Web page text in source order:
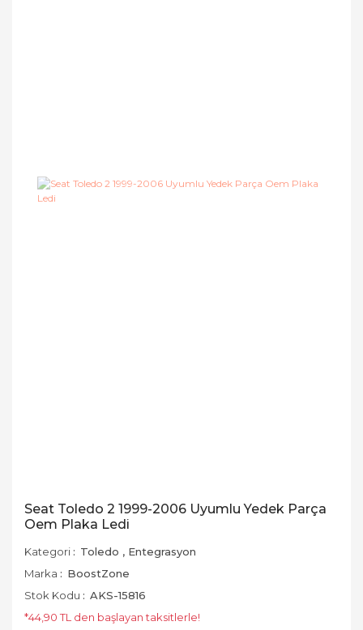
Seat Toledo 2 1999-2006 Uyumlu Yedek Parça
Oem Plaka Ledi
Kategori Toledo , Entegrasyon
Marka
BoostZone
Stok Kodu
AKS-15816
*44,90 TL den başlayan taksitlerle!